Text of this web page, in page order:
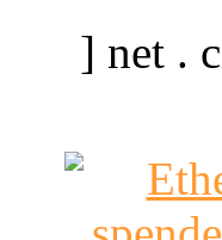
] net .